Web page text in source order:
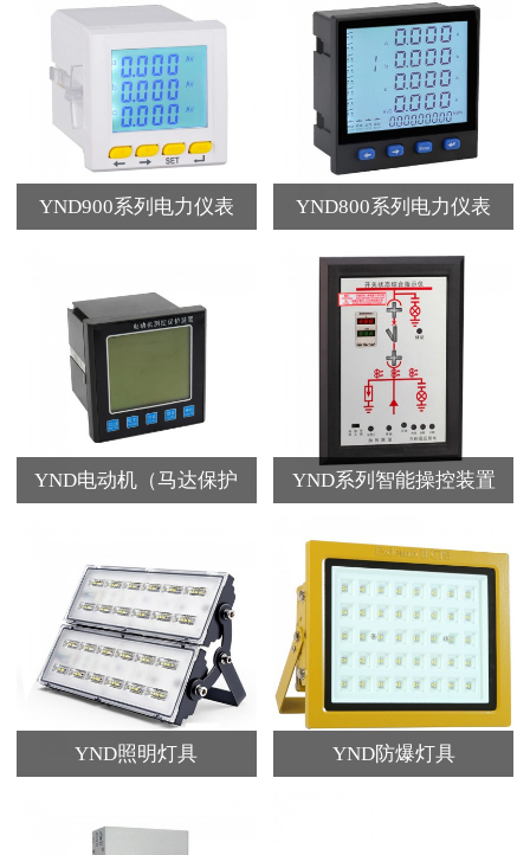
YND900系列电力仪表 YND800系列电力仪表
YND电动机（马达保护 YND系列智能操控装置
YND照明灯具 YND防爆灯具